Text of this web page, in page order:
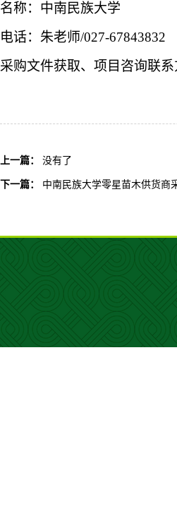
名称：中南民族大学
电话：朱老师/027-67843832
采购文件获取、项目咨询联系
上一篇： 没有了
下一篇： 中南民族大学零星苗木供货商